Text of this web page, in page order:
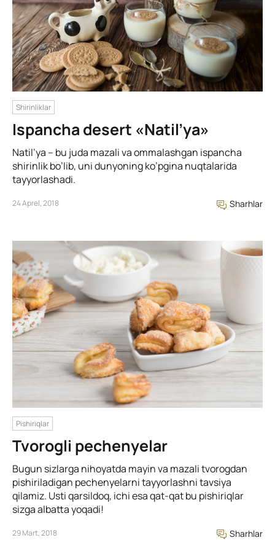
Shirinliklar
Ispancha desert «Natil’ya»
Natil’ya – bu juda mazali va ommalashgan ispancha
shirinlik bo’lib, uni dunyoning ko’pgina nuqtalarida
tayyorlashadi.
24 Aprel, 2018 Sharhlar
Pishiriqlar
Tvorogli pechenyelar
Bugun sizlarga nihoyatda mayin va mazali tvorogdan
pishiriladigan pechenyelarni tayyorlashni tavsiya
qilamiz. Usti qarsildoq, ichi esa qat-qat bu pishiriqlar
sizga albatta yoqadi!
29 Mart, 2018 Sharhlar